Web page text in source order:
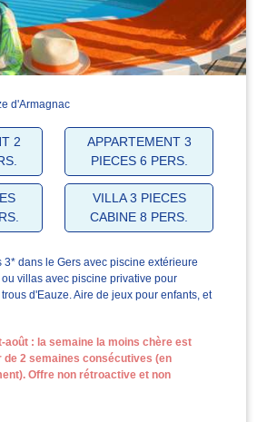
d'Armagnac
2
APPARTEMENT 3
PIECES 6 PERS.
VILLA 3 PIECES
CABINE 8 PERS.
3* dans le Gers avec piscine extérieure
villas avec piscine privative pour
d'Eauze. Aire de jeux pour enfants, et
août : la semaine la moins chère est
2 semaines consécutives (en
Offre non rétroactive et non